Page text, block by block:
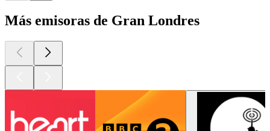
Más emisoras de Gran Londres